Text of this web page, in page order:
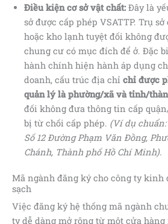
Điều kiện cơ sở vật chất:Đây là
sở được cấp phép VSATTP. Trụ
hoặc kho lạnh tuyệt đối không
chung cư có mục đích để ở. Đặc
hành chính hiện hành áp dụng
doanh, cấu trúc địa chỉ chỉ được
quản lý là phường/xã và tỉnh/
đối không đưa thông tin cấp
bị từ chối cấp phép. (Ví dụ
Số 12 Đường Phạm Văn Đồng,
Chánh, Thành phố Hồ Chí Minh).
Mã ngành đăng ký cho công ty kinh
sạch
Việc đăng ký hệ thống mã ngành
ty dễ dàng mở rộng từ một cửa